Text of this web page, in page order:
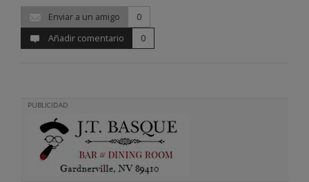
Enviar a un amigo
0
Añadir comentario
0
PUBLICIDAD